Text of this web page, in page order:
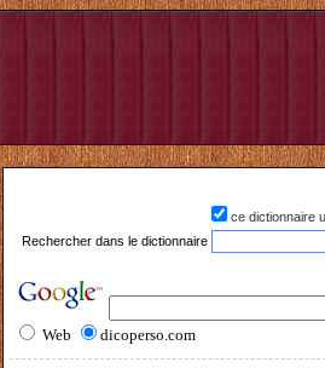
ce dictionnaire
Rechercher dans le dictionnaire
Web dicoperso.com